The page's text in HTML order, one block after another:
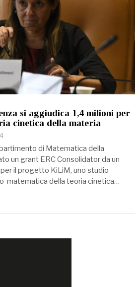
si aggiudica 1,4 milioni per
cinetica della materia
di Matematica della
un grant ERC Consolidator da un
il progetto KiLiM, uno studio
matematica della teoria cinetica…